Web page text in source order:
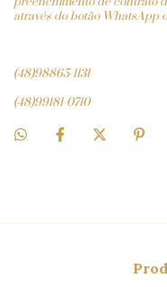
através do botão WhatsApp
(48)98865-1131
(48)99181-0710